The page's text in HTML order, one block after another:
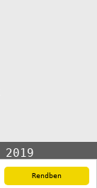
Rendben
2019